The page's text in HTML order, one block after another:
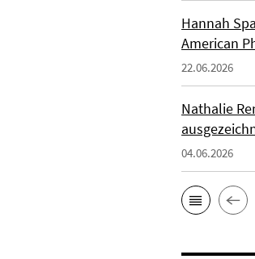
Hannah
American
22.06.2026
Nathalie
04.06.2026